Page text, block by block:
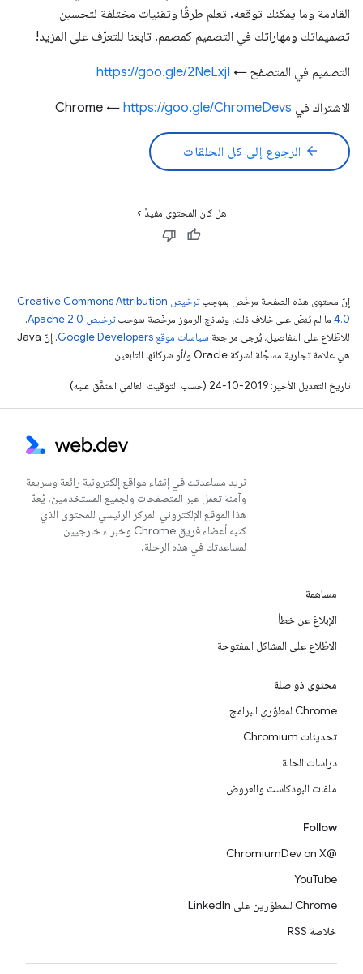
القادمة وما يمكنك توقعه. تعلم طرقًا وتقنيات مختلفة لتحسين
تصميماتك ومهاراتك في التصميم كمصمم. تابعنا للتعرّف على المزيد!
التصميم في المتصفح ← https://goo.gle/2NeLxjI
الاشتراك في Chrome ← https://goo.gle/ChromeDevs
arrow_back الرجوع إلى كل الحلقات
هل كان المحتوى مفيدًا؟
إنّ محتوى هذه الصفحة مرخّص بموجب
ترخيص Creative Commons Attribution
4.0‏ ما لم يُنصّ على خلاف ذلك، ونماذج الرموز مرخّصة بموجبترخيص Apache 2.0‏
.
للاطّلاع على التفاصيل، يُرجى مراجعة سياسات موقع Google Developers‏
. إنّ Java
هي علامة تجارية مسجَّلة لشركة Oracle و/أو شركائها التابعين.
تاريخ التعديل الأخير: 2019-10-24 (حسب التوقيت العالمي المتفَّق عليه)
نريد مساعدتك في إنشاء مواقع إلكترونية رائعة وسريعة
وآمنة تعمل عبر المتصفحات ولجميع المستخدمين. يُعدّ
هذا الموقع الإلكتروني المركز الرئيسي للمحتوى الذي
كتبه أعضاء فريق Chrome وخبراء خارجيين
لمساعدتك في هذه الرحلة.
مساهمة
الإبلاغ عن خطأ
الاطّلاع على المشاكل المفتوحة
محتوى ذو صلة
Chrome لمطوّري البرامج
تحديثات Chromium
دراسات الحالة
ملفات البودكاست والعروض
Follow
@ChromiumDev on X
YouTube
Chrome للمطوّرين على LinkedIn
خلاصة RSS